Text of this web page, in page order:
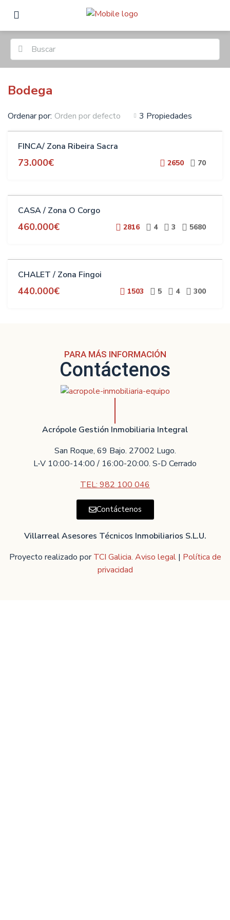
Bodega
3 Propiedades
Ordenar por: Orden por defecto
FINCA/ Zona Ribeira Sacra
73.000€ 2650 70
CASA / Zona O Corgo
460.000€ 2816 4 3 5680
CHALET / Zona Fingoi
440.000€ 1503 5 4 300
PARA MÁS INFORMACIÓN
Contáctenos
Acrópole Gestión Inmobiliaria Integral
San Roque, 69 Bajo. 27002 Lugo.
L-V 10:00-14:00 / 16:00-20:00. S-D Cerrado
TEL: 982 100 046
Contáctenos
Villarreal Asesores Técnicos Inmobiliarios S.L.U.
Proyecto realizado porTCI Galicia. Aviso legal | Política de
privacidad